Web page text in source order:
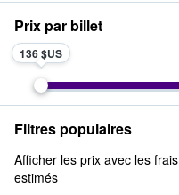
Prix par billet
136 $US
Filtres populaires
Afficher les prix avec les frais
estimés